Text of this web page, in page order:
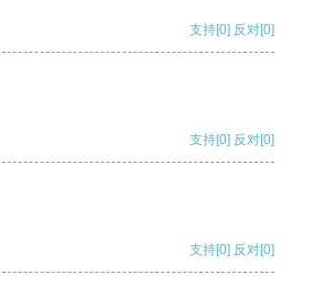
支持[0] 反对[0]
支持[0] 反对[0]
支持[0] 反对[0]